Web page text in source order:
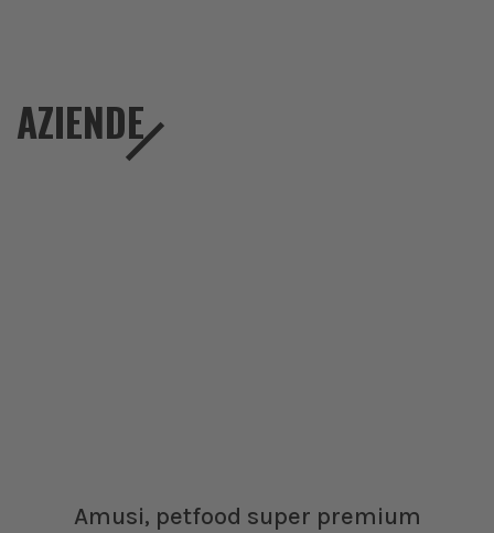
AZIENDE
Amusi, petfood super premium